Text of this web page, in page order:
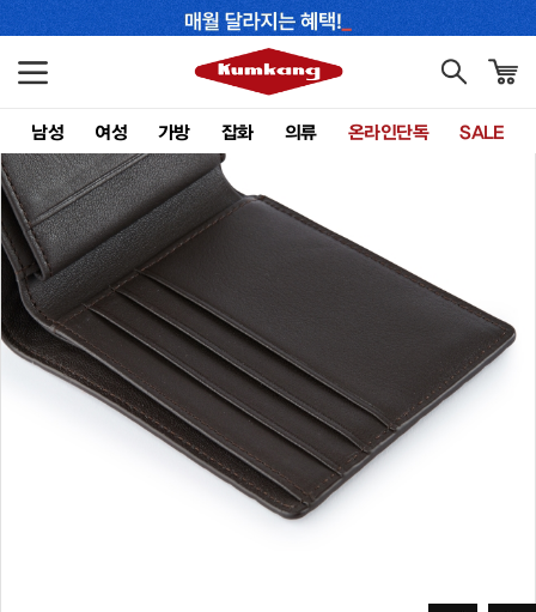
남성 여성 가방 잡화 의류 온라인단독 SALE